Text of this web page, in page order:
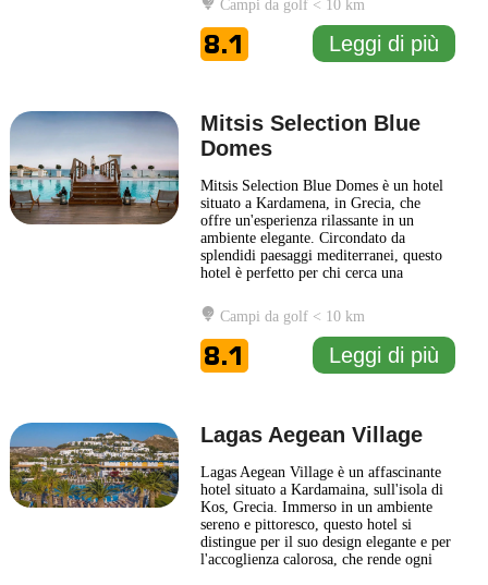
Egeo. Gli ospiti possono godere di
splendide viste panoramiche da molte
delle camere e delle
... Leggi di più
Campi da golf < 10 km
8.1 Leggi di più
Mitsis Selection Blue
Domes
Mitsis Selection Blue Domes è un hotel
situato a Kardamena, in Grecia, che
offre un'esperienza rilassante in un
ambiente elegante. Circondato da
splendidi paesaggi mediterranei, questo
hotel è perfetto per chi cerca una
design degli interni è curato e riflette
uno stile moderno, creando un'atmosfera
accogliente e raffinata. Gli ospiti
possono scegliere tra una... Leggi di più
Campi da golf < 10 km
8.1 Leggi di più
Lagas Aegean Village
Lagas Aegean Village è un affascinante
hotel situato a Kardamaina, sull'isola di
Kos, Grecia. Immerso in un ambiente
sereno e pittoresco, questo hotel si
distingue per il suo design elegante e per
l'accoglienza calorosa, che rende ogni